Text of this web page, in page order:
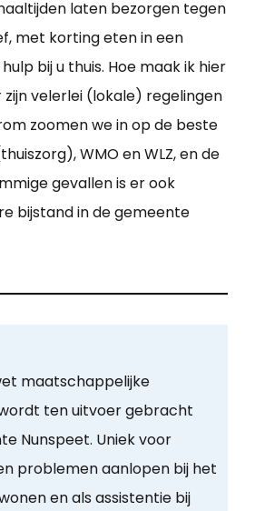
laten bezorgen tegen
met korting eten in een
bij u thuis. Hoe maak ik hier
zijn velerlei (lokale) regelingen
zoomen we in op de beste
WMO en WLZ, en de
gevallen is er ook
bijstand in de gemeente
maatschappelijke
ten uitvoer gebracht
Nunspeet. Uniek voor
problemen aanlopen bij het
en als assistentie bij